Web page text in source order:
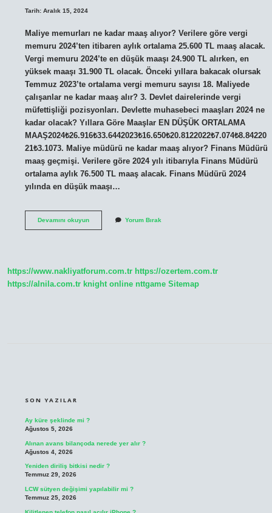
Tarih: Aralık 15, 2024
Maliye memurları ne kadar maaş alıyor? Verilere göre vergi
memuru 2024’ten itibaren aylık ortalama 25.600 TL maaş alacak.
Vergi memuru 2024’te en düşük maaşı 24.900 TL alırken, en
yüksek maaşı 31.900 TL olacak. Önceki yıllara bakacak olursak
Temmuz 2023’te ortalama vergi memuru sayısı 18. Maliyede
çalışanlar ne kadar maaş alır? 3. Devlet dairelerinde vergi
müfettişliği pozisyonları. Devlette muhasebeci maaşları 2024 ne
kadar olacak? Yıllara Göre Maaşlar EN DÜŞÜK ORTALAMA
MAAŞ2024₺26.916₺33.6442023₺16.650₺20.8122022₺7.074₺8.84220
21₺3.1073. Maliye müdürü ne kadar maaş alıyor? Finans Müdürü
maaş geçmişi. Verilere göre 2024 yılı itibarıyla Finans Müdürü
ortalama aylık 76.500 TL maaş alacak. Finans Müdürü 2024
yılında en düşük maaşı…
Devamını okuyunMaliye
Yorum Bırak
https://www.nakliyatforum.com.tr https://ozertem.com.tr
https://alnila.com.tr knight online nttgame Sitemap
SON YAZILAR
Ay küre şeklinde mi ?
Ağustos 5, 2026
Alınan avans bilançoda nerede yer alır ?
Ağustos 4, 2026
Yeniden diriliş bitkisi nedir ?
Temmuz 29, 2026
LCW sütyen değişimi yapılabilir mi ?
Temmuz 25, 2026